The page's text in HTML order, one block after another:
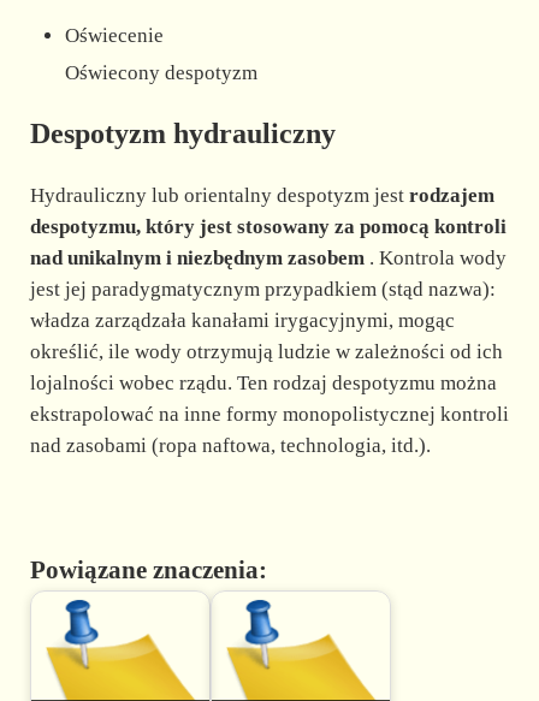
Oświecenie
Oświecony despotyzm
Despotyzm hydrauliczny
Hydrauliczny lub orientalny despotyzm jest rodzajem
despotyzmu, który jest stosowany za pomocą kontroli
nad unikalnym i niezbędnym zasobem . Kontrola wody
jest jej paradygmatycznym przypadkiem (stąd nazwa):
władza zarządzała kanałami irygacyjnymi, mogąc
określić, ile wody otrzymują ludzie w zależności od ich
lojalności wobec rządu. Ten rodzaj despotyzmu można
ekstrapolować na inne formy monopolistycznej kontroli
nad zasobami (ropa naftowa, technologia, itd.).
Powiązane znaczenia: